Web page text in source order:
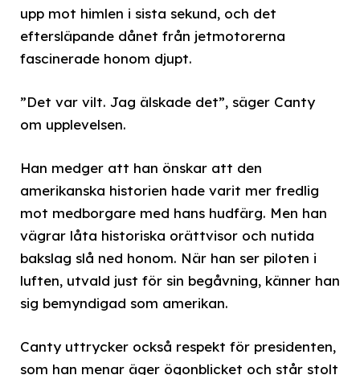
upp mot himlen i sista sekund, och det
eftersläpande dånet från jetmotorerna
fascinerade honom djupt.
”Det var vilt. Jag älskade det”, säger Canty
om upplevelsen.
Han medger att han önskar att den
amerikanska historien hade varit mer fredlig
mot medborgare med hans hudfärg. Men han
vägrar låta historiska orättvisor och nutida
bakslag slå ned honom. När han ser piloten i
luften, utvald just för sin begåvning, känner han
sig bemyndigad som amerikan.
Canty uttrycker också respekt för presidenten,
som han menar äger ögonblicket och står stolt